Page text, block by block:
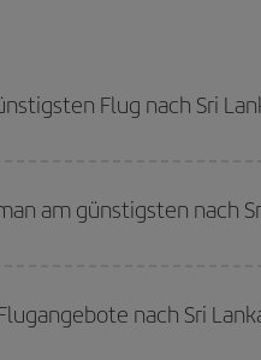
Flug nach Sri
sich noch nicht für ein
finden.
am günstigsten nach
und wann Sie reisen möchten.
für den Rückflug, damit Sie das
nach Sri